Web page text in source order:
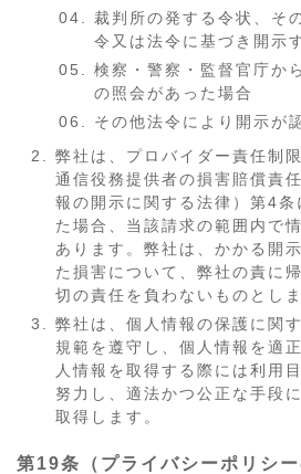
裁判所の発する令状、そ
令又は法令に基づき開示
検察・警察・監督官庁か
の照会があった場合
その他法令により開示が
弊社は、プロバイダー責任制
通信役務提供者の損害賠償責
報の開示に関する法律）第4条
た場合、当該請求の範囲内で
あります。弊社は、かかる開
た損害について、弊社の責に
切の責任を負わないものとしま
弊社は、個人情報の保護に関
規範を遵守し、個人情報を適
人情報を取得する際には利用
努力し、適法かつ公正な手段
取得します。
第19条（プライバシーポリシー